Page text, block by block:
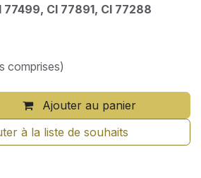
77499, CI 77891, CI 77288
comprises)
Ajouter au panier
à la liste de souhaits